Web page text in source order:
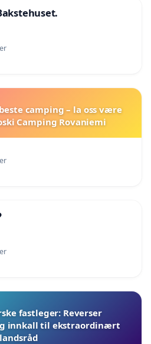
camping – la oss være
Camping Rovaniemi
fastleger: Reverser
innkall til ekstraordinært
landsråd